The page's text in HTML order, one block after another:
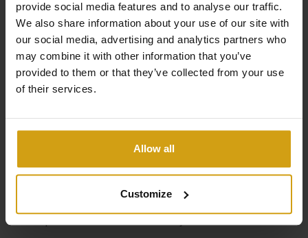
provide social media features and to analyse our traffic.
We also share information about your use of our site with
our social media, advertising and analytics partners who
may combine it with other information that you’ve
provided to them or that they’ve collected from your use
of their services.
Allow all
Customize
Los beneficios de CasaLasDunas